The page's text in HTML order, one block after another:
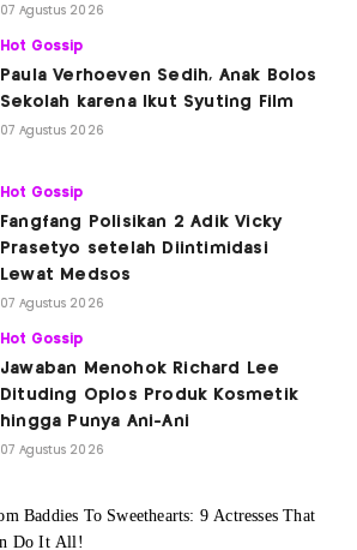
07 Agustus 2026
Hot Gossip
Paula Verhoeven Sedih, Anak Bolos
Sekolah karena Ikut Syuting Film
07 Agustus 2026
Hot Gossip
Fangfang Polisikan 2 Adik Vicky
Prasetyo setelah Diintimidasi
Lewat Medsos
07 Agustus 2026
Hot Gossip
Jawaban Menohok Richard Lee
Dituding Oplos Produk Kosmetik
hingga Punya Ani-Ani
07 Agustus 2026